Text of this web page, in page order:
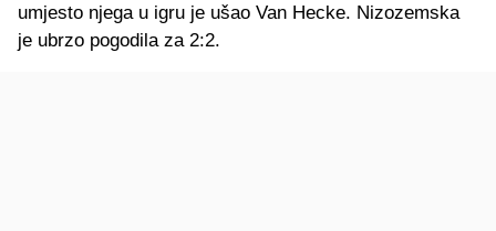
umjesto njega u igru je ušao Van Hecke. Nizozemska
je ubrzo pogodila za 2:2.